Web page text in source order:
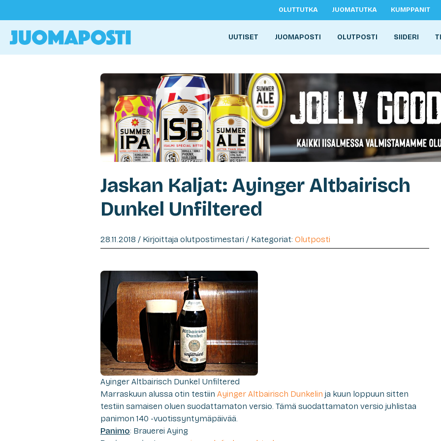
OLUTTUTKA JUOMATUTKA KUMPPANIT
UUTISET JUOMAPOSTI OLUTPOSTI SIIDERI
Jaskan Kaljat: Ayinger Altbairisch
Dunkel Unfiltered
28.11.2018 / Kirjoittaja olutpostimestari / Kategoriat: Olutposti
Ayinger Altbairisch Dunkel Unfiltered
Marraskuun alussa otin testiin Ayinger Altbairisch Dunkelin ja kuun loppuun sitten
testiin samaisen oluen suodattamaton versio. Tämä suodattamaton versio juhlistaa
panimon 140 -vuotissyntymäpäivää.
Panimo: Brauerei Aying